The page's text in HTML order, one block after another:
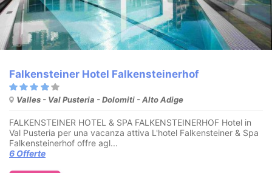
Falkensteiner Hotel Falkensteinerhof
Valles - Val Pusteria - Dolomiti - Alto Adige
FALKENSTEINER HOTEL & SPA FALKENSTEINERHOF Hotel in
Val Pusteria per una vacanza attiva L'hotel Falkensteiner & Spa
Falkensteinerhof offre agl...
6 Offerte